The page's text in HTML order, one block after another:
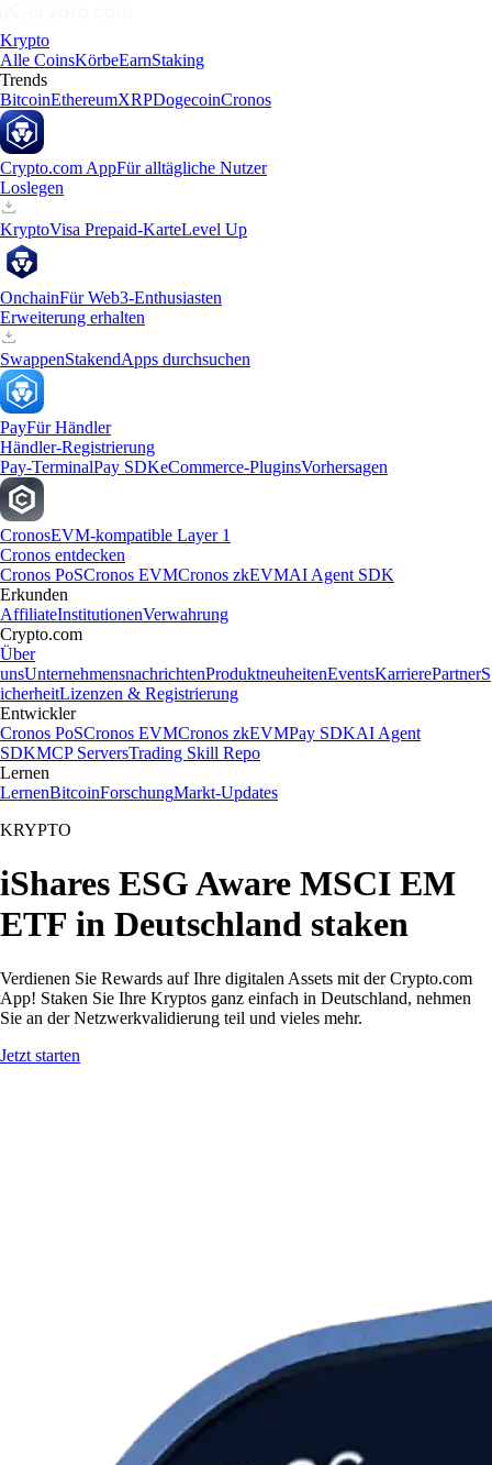
Krypto
Alle CoinsKörbeEarnStaking
Trends
BitcoinEthereumXRPDogecoinCronos
Crypto.com AppFür alltägliche Nutzer
Loslegen
KryptoVisa Prepaid-KarteLevel Up
OnchainFür Web3-Enthusiasten
Erweiterung erhalten
SwappenStakendApps durchsuchen
PayFür Händler
Händler-Registrierung
Pay-TerminalPay SDKeCommerce-PluginsVorhersagen
CronosEVM-kompatible Layer 1
Cronos entdecken
Cronos PoSCronos EVMCronos zkEVMAI Agent SDK
Erkunden
AffiliateInstitutionenVerwahrung
Crypto.com
Über
unsUnternehmensnachrichtenProduktneuheitenEventsKarrierePartnerS
icherheitLizenzen & Registrierung
Entwickler
Cronos PoSCronos EVMCronos zkEVMPay SDKAI Agent
SDKMCP ServersTrading Skill Repo
Lernen
LernenBitcoinForschungMarkt-Updates
KRYPTO
iShares ESG Aware MSCI EM
ETF in Deutschland staken
Verdienen Sie Rewards auf Ihre digitalen Assets mit der Crypto.com
App! Staken Sie Ihre Kryptos ganz einfach in Deutschland, nehmen
Sie an der Netzwerkvalidierung teil und vieles mehr.
Jetzt starten